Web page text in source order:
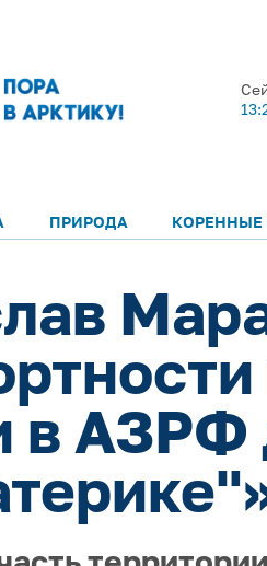
ПРИРОДА
в АЗРФ